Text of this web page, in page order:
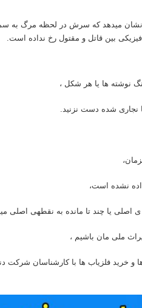
نشان میدهد که سرش در لحظه مرگ
بین قاتل و مقتول رخ نداده است.
نوشته ها یا هر شکل ،
نجاری شده دست نزنید.
یا چند تا مانده به نقطهی اصلی
ملی مان باشیم ،
و خرید فلزیاب ها با کارشناسان شرکت